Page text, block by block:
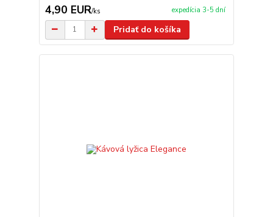
4,90 EUR/ks expedícia 3-5 dní
Pridať do košíka